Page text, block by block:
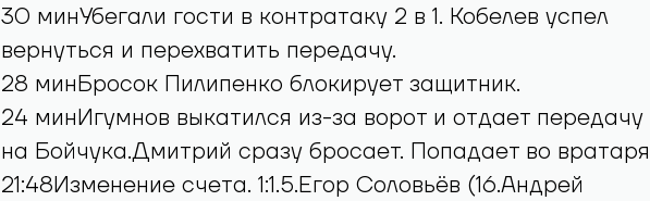
30 минУбегали гости в контратаку 2 в 1. Кобелев успел
вернуться и перехватить передачу.
28 минБросок Пилипенко блокирует защитник.
24 минИгумнов выкатился из-за ворот и отдает передачу
на Бойчука.Дмитрий сразу бросает. Попадает во
21:48Изменение счета. 1:1.5.Егор Соловьёв (16.Андрей